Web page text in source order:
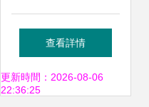
工藝點亮家居溫馨
角落
查看詳情
更新時間：2026-08-06
22:36:25